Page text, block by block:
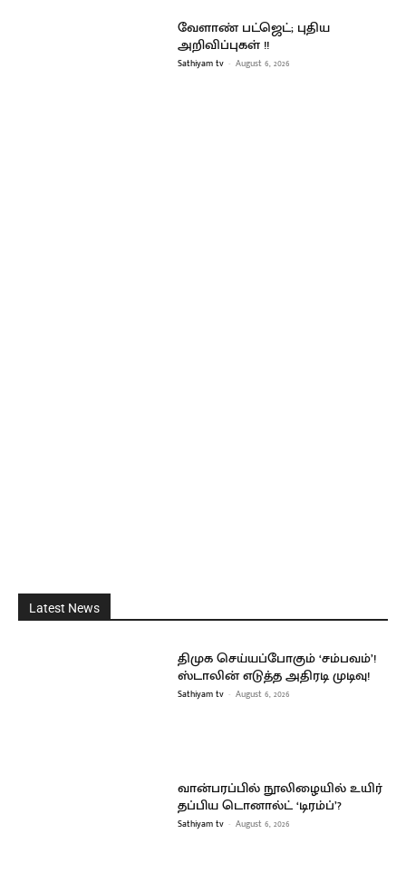
வேளாண் பட்ஜெட்; புதிய
அறிவிப்புகள் !!
Sathiyam tv - August 6, 2026
Latest News
திமுக செய்யப்போகும் ‘சம்பவம்’!
ஸ்டாலின் எடுத்த அதிரடி முடிவு!
Sathiyam tv - August 6, 2026
வான்பரப்பில் நூலிழையில் உயிர்
தப்பிய டொனால்ட் ‘டிரம்ப்’?
Sathiyam tv - August 6, 2026